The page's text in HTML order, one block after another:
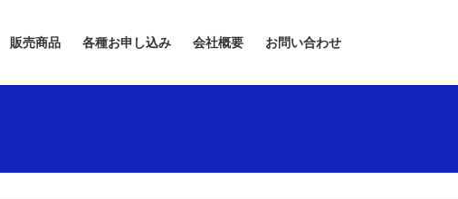
販売商品 各種お申し込み 会社概要 お問い合わせ